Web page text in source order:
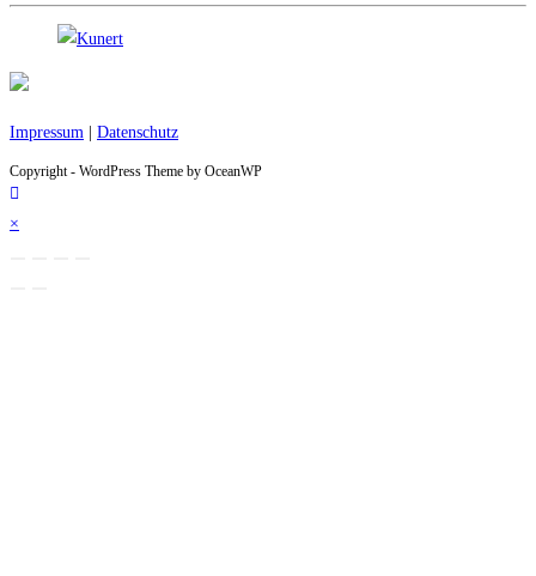
Impressum Datenschutz
Copyright - WordPress Theme by OceanWP
×